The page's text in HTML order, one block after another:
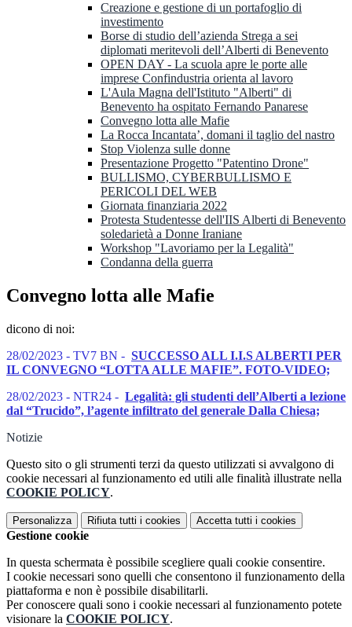
Creazione e gestione di un portafoglio di
investimento
Borse di studio dell’azienda Strega a sei
diplomati meritevoli dell’Alberti di Benevento
OPEN DAY - La scuola apre le porte alle
imprese Confindustria orienta al lavoro
L'Aula Magna dell'Istituto "Alberti" di
Benevento ha ospitato Fernando Panarese
Convegno lotta alle Mafie
La Rocca Incantata’, domani il taglio del nastro
Stop Violenza sulle donne
Presentazione Progetto "Patentino Drone"
BULLISMO, CYBERBULLISMO E
PERICOLI DEL WEB
Giornata finanziaria 2022
Protesta Studentesse dell'IIS Alberti di Benevento
soledarietà a Donne Iraniane
Workshop "Lavoriamo per la Legalità"
Condanna della guerra
Convegno lotta alle Mafie
dicono di noi:
28/02/2023 - TV7 BN - SUCCESSO ALL I.I.S ALBERTI PER
IL CONVEGNO “LOTTA ALLE MAFIE”. FOTO-VIDEO;
28/02/2023 - NTR24 - Legalità: gli studenti dell’Alberti a lezione
dal “Trucido”, l’agente infiltrato del generale Dalla Chiesa;
Notizie
Questo sito o gli strumenti terzi da questo utilizzati si avvalgono di
cookie necessari al funzionamento ed utili alle finalità illustrate nella
COOKIE POLICY.
Personalizza Rifiuta tutti i cookies Accetta tutti i cookies
Gestione cookie
In questa schermata è possibile scegliere quali cookie consentire.
I cookie necessari sono quelli che consentono il funzionamento della
piattaforma e non è possibile disabilitarli.
Per conoscere quali sono i cookie necessari al funzionamento potete
visionare la COOKIE POLICY.